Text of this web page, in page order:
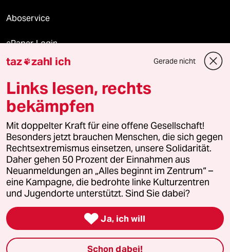
Aboservice
ePaper Login
Downloads für Abonnierende
© 2026 taz Verlags und Vertriebs GmbH
Alle Rechte vorbehalten. Bei rechtlichen Fragen oder für Genehmigungen
wenden Sie sich bitte an lizenzen@taz.de
Feedback Redaktionsstatut Kommune-Richtlinien
Leitlinie Informant Datenschutz Impressum AGB
Seitenwende Einwilligungen widerrufen (Ads)
taz zahl ich Gerade nicht
Links lesen, rechts
bekämpfen
Mit doppelter Kraft für eine offene Gesellschaft!
Besonders jetzt brauchen Menschen, die sich gegen
Rechtsextremismus einsetzen, unsere Solidarität.
Daher gehen 50 Prozent der Einnahmen aus
Neuanmeldungen an „Alles beginnt im Zentrum“ –
eine Kampagne, die bedrohte linke Kulturzentren
und Jugendorte unterstützt. Sind Sie dabei?
 Ja, ich will
Schon dabei!